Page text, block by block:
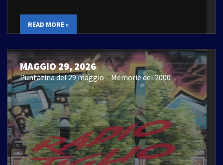
READ MORE »
MAGGIO 29, 2026
Puntatina del 29 maggio – Memorie del 2000